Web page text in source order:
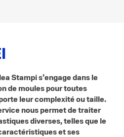
Stampi s’engage dans le
de moules pour toutes
leur complexité ou taille.
nous permet de traiter
diverses, telles que le
et ses